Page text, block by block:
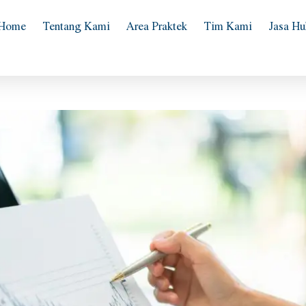
Tentang Kami Area Praktek Tim Kami Jasa